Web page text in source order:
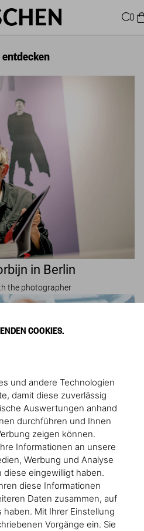
COOKIES.
und andere Technologien
damit diese zuverlässig
Auswertungen anhand
durchführen und Ihnen
zeigen können.
Informationen an unsere
Werbung und Analyse
diese eingewilligt haben.
diese Informationen
Daten zusammen, auf
Mit Ihrer Einstellung
Vorgänge ein. Sie
0
in Berlin
the photographer
in Brussels
the photographer